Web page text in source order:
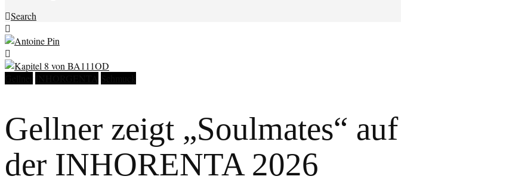
Search
Gellner zeigt „Soulmates“ auf
der INHORENTA 2026